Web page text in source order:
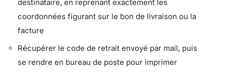
destinataire, en reprenant exactement les
coordonnées figurant sur le bon de livraison ou la
facture
Récupérer le code de retrait envoyé par mail, puis
se rendre en bureau de poste pour imprimer